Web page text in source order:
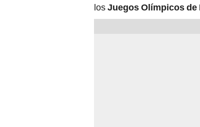
losJuegos Olímpicos de